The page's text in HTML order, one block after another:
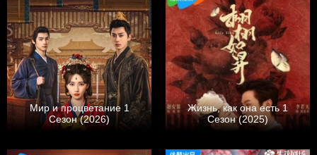
Мир и процветание 1
Сезон (2026)
Жизнь, как она есть 1
Сезон (2025)